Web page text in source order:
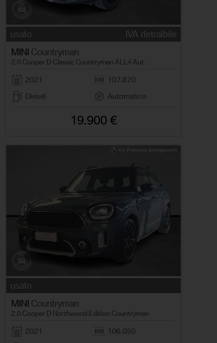
usato
IVA detraibile
MINI Countryman
2.0 Cooper D Classic Countryman ALL4 Aut.
2021
107.870
Diesel
Automatico
19.900 €
usato
MINI Countryman
2.0 Cooper D Northwood Edition Countryman
2021
106.050